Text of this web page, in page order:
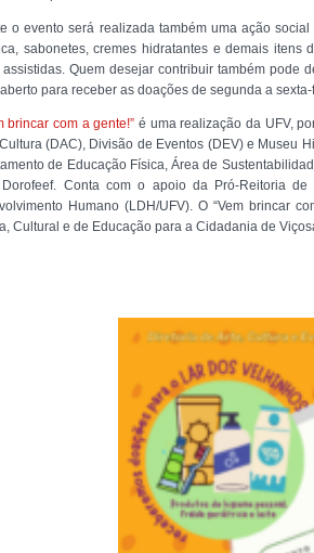
o evento será realizada também uma ação
sabonetes, cremes hidratantes e demais
Quem desejar contribuir também pode
para receber as doações de segunda a
brincar com a gente!” é uma realização da UFV,
(DAC), Divisão de Eventos (DEV) e Museu
de Educação Física, Área de
Conta com o apoio da Pró-Reitoria de
Humano (LDH/UFV). O “Vem brincar
Cultural e de Educação para a Cidadania de